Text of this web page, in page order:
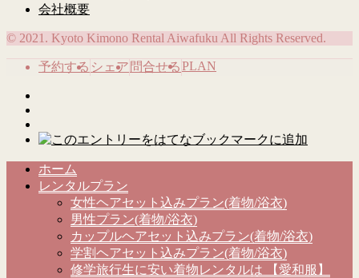
会社概要
© 2021. Kyoto Kimono Rental Aiwafuku All Rights Reserved.
予約する シェア 問合せるPLAN
ホーム
レンタルプラン
女性ヘアセット込みプラン(着物/浴衣)
男性プラン(着物/浴衣)
カップルヘアセット込みプラン(着物/浴衣)
学割ヘアセット込みプラン(着物/浴衣)
修学旅行生に安い着物レンタルは 【愛和服】